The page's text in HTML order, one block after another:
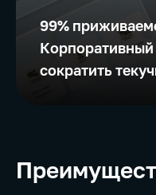
99%
Корпоративный
сократить